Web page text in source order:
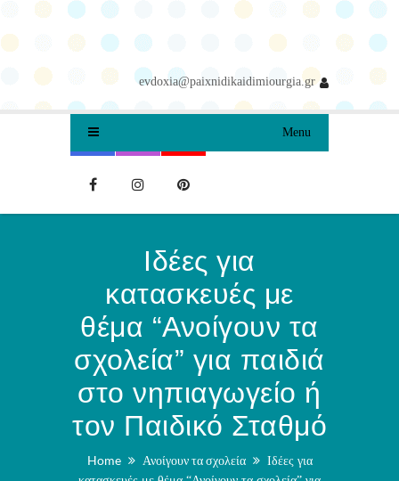
evdoxia@paixnidikaidimiourgia.gr
Menu
Ιδέες για
κατασκευές με
θέμα “Ανοίγουν τα
σχολεία” για παιδιά
στο νηπιαγωγείο ή
τον Παιδικό Σταθμό
Home Ανοίγουν τα σχολεία
Ιδέες για